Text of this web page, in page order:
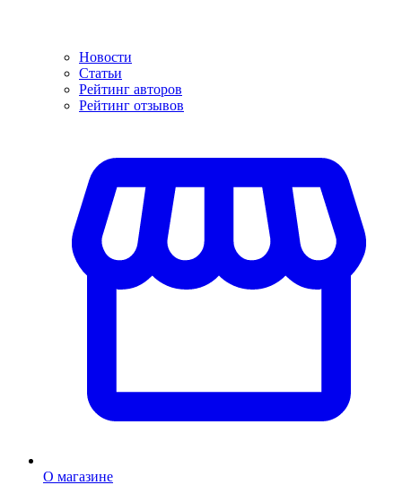
Новости
Статьи
Рейтинг авторов
Рейтинг отзывов
О магазине